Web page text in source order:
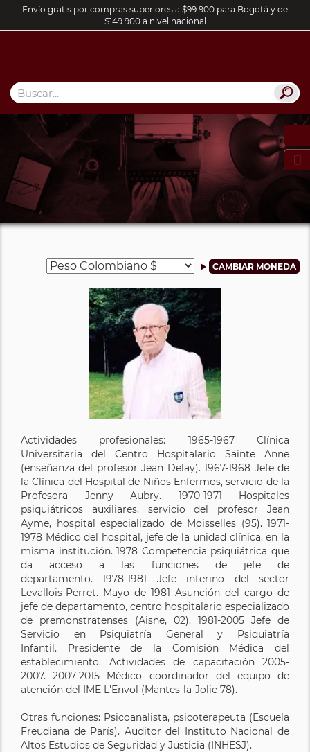
Envío gratis por compras superiores a $99.900 para Bogotá y de
$149.900 a nivel nacional

Actividades profesionales: 1965-1967 Clínica
Universitaria del Centro Hospitalario Sainte Anne
(enseñanza del profesor Jean Delay). 1967-1968 Jefe de
la Clínica del Hospital de Niños Enfermos, servicio de la
Profesora Jenny Aubry. 1970-1971 Hospitales
psiquiátricos auxiliares, servicio del profesor Jean
Ayme, hospital especializado de Moisselles (95). 1971-
1978 Médico del hospital, jefe de la unidad clínica, en la
misma institución. 1978 Competencia psiquiátrica que
da acceso a las funciones de jefe de
departamento. 1978-1981 Jefe interino del sector
Levallois-Perret. Mayo de 1981 Asunción del cargo de
jefe de departamento, centro hospitalario especializado
de premonstratenses (Aisne, 02). 1981-2005 Jefe de
Servicio en Psiquiatría General y Psiquiatría
Infantil. Presidente de la Comisión Médica del
establecimiento. Actividades de capacitación 2005-
2007. 2007-2015 Médico coordinador del equipo de
atención del IME L'Envol (Mantes-la-Jolie 78).
Otras funciones: Psicoanalista, psicoterapeuta (Escuela
Freudiana de París). Auditor del Instituto Nacional de
Altos Estudios de Seguridad y Justicia (INHESJ).